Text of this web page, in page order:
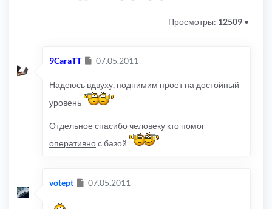
Просмотры: 12509 •
9CaraTT Сообщение
07.05.2011
Надеюсь вдвуху, поднимим проет на достойный
уровень
Отдельное спасибо человеку кто помог
оперативнос базой
votept Сообщение
07.05.2011